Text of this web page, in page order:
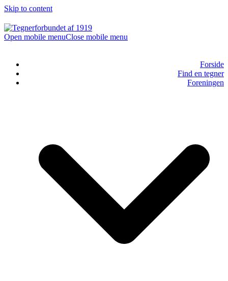
Skip to content
Open mobile menuClose mobile menu
Forside
Find en tegner
Foreningen